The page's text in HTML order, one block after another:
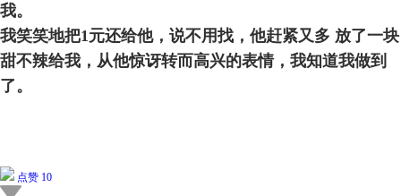
我。
我笑笑地把1 元还给他，说不用找，他赶紧又多 放了一块
甜不辣给我，从他惊讶转而高兴的表情，我知道我做到
了。
点赞 10